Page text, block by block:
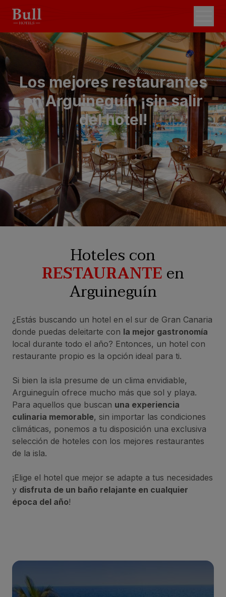
Los mejores restaurantes
en Arguineguín ¡sin salir
del hotel!
Hoteles con
RESTAURANTEen
Arguineguín
¿Estás buscando un hotel en el sur de Gran Canaria
donde puedas deleitarte con la mejor gastronomía
local durante todo el año? Entonces, un hotel con
restaurante propio es la opción ideal para ti.
Si bien la isla presume de un clima envidiable,
Arguineguín ofrece mucho más que sol y playa.
Para aquellos que buscan una experiencia
culinaria memorable, sin importar las condiciones
climáticas, ponemos a tu disposición una exclusiva
selección de hoteles con los mejores restaurantes
de la isla.
¡Elige el hotel que mejor se adapte a tus necesidades
y disfruta de un baño relajante en cualquier
época del año!